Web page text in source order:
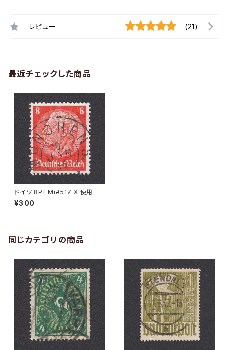
レビュー (21)
最近チェックした商品
ドイツ 8Pf Mi#517 X 使用済
み切手｜MÜNCHEN 10.JAN.1
936
¥300
同じカテゴリの商品